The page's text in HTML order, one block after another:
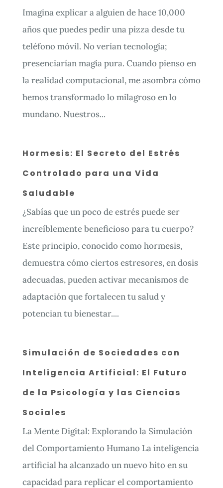
Imagina explicar a alguien de hace 10,000
años que puedes pedir una pizza desde tu
teléfono móvil. No verían tecnología;
presenciarían magia pura. Cuando pienso en
la realidad computacional, me asombra cómo
hemos transformado lo milagroso en lo
mundano. Nuestros...
Hormesis: El Secreto del Estrés
Controlado para una Vida
Saludable
¿Sabías que un poco de estrés puede ser
increíblemente beneficioso para tu cuerpo?
Este principio, conocido como hormesis,
demuestra cómo ciertos estresores, en dosis
adecuadas, pueden activar mecanismos de
adaptación que fortalecen tu salud y
potencian tu bienestar....
Simulación de Sociedades con
Inteligencia Artificial: El Futuro
de la Psicología y las Ciencias
Sociales
La Mente Digital: Explorando la Simulación
del Comportamiento Humano La inteligencia
artificial ha alcanzado un nuevo hito en su
capacidad para replicar el comportamiento